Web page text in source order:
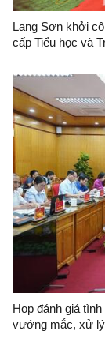
Lạng Sơn khởi
cấp Tiểu học và
Họp đánh giá
vướng mắc, xử